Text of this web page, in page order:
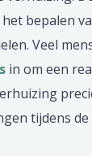
bepalen
Veel
in om een
tijdens